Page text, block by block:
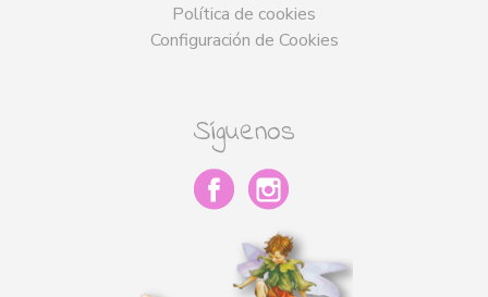
Política de cookies
Configuración de Cookies
Síguenos